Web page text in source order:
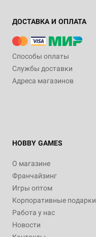
ДОСТАВКА И ОПЛАТА
Способы оплаты
Службы доставки
Адреса магазинов
HOBBY GAMES
О магазине
Франчайзинг
Игры оптом
Корпоративные подарки
Работа у нас
Новости